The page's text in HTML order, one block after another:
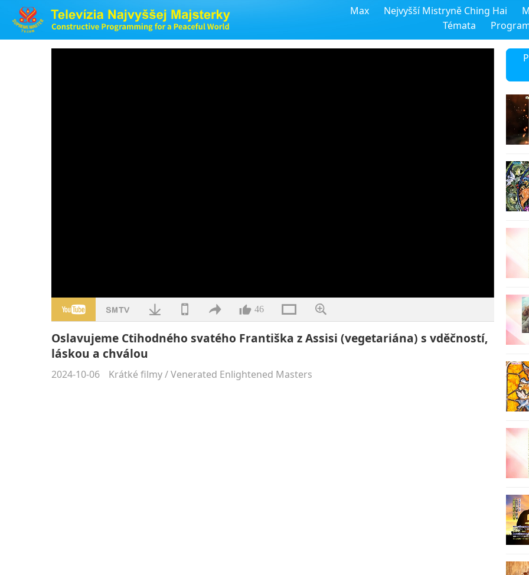
Max Nejvyšší Mistryně Ching Hai
Témata
46
Oslavujeme Ctihodného svatého Františka z Assisi (vegetariána) s vděčností,
láskou a chválou
2024-10-06 Krátké filmy/Venerated Enlightened Masters
2
4
5
7